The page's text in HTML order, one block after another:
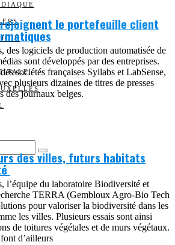
rejoignent le portefeuille client
des logiciels de production automatisée de
sont développés par des entreprises.
sociétés françaises Syllabs et LabSense,
plusieurs dizaines de titres de presses
des journaux belges.
des villes, futurs habitats
l’équipe du laboratoire Biodiversité et
TERRA (Gembloux Agro-Bio Tech
pour valoriser la biodiversité dans les
les villes. Plusieurs essais sont ainsi
de toitures végétales et de murs végétaux.
d’ailleurs